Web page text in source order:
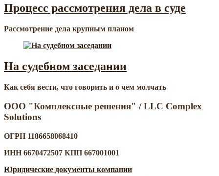
Процесс рассмотрения дела в суде
Рассмотрение дела крупным планом
На судебном заседании
Как себя вести, что говорить и о чем молчать
ООО "Комплексные решения" / LLC Complex
Solutions
ОГРН 1186658068410
ИНН 6670472507 КПП 667001001
Юридические документы компании